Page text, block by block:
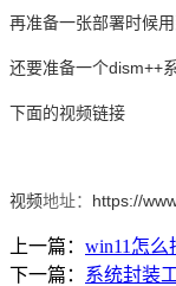
再准备一张部署时候
还要准备一个dism++
下面的视频链接
视频地址： https://
上一篇： win11怎么
下一篇： 系统封装